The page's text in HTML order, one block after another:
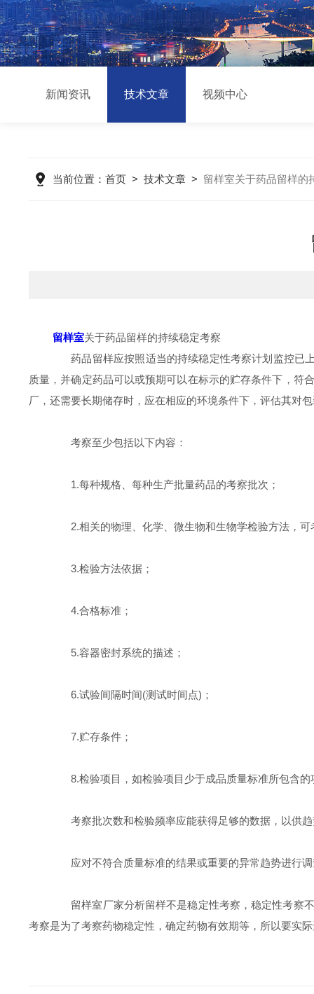
新闻资讯 技术文章 视频中心
当前位置： 首页> 技术文章> 留样室关于药品留样的
留样室关于药品留样的持续稳定考察
药品留样应按照适当的持续稳定性考察计划监控已上
质量，并确定药品可以或预期可以在标示的贮存条件下，符
厂，还需要长期储存时，应在相应的环境条件下，评估其对
考察至少包括以下内容：
1.每种规格、每种生产批量药品的考察批次；
2.相关的物理、化学、微生物和生物学检验方法，可
3.检验方法依据；
4.合格标准；
5.容器密封系统的描述；
6.试验间隔时间(测试时间点)；
7.贮存条件；
8.检验项目，如检验项目少于成品质量标准所包含的
考察批次数和检验频率应能获得足够的数据，以供趋
应对不符合质量标准的结果或重要的异常趋势进行调
留样室厂家分析留样不是稳定性考察，稳定性考察不
考察是为了考察药物稳定性，确定药物有效期等，所以要实